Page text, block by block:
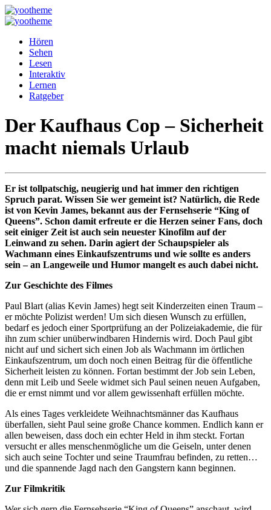
Hören
Sehen
Lesen
Interaktiv
Lernen
Ratgeber
Der Kaufhaus Cop – Sicherheit
macht niemals Urlaub
Er ist tollpatschig, neugierig und hat immer den richtigen
Spruch parat. Wissen Sie wer gemeint ist? Natürlich, die Rede
ist von Kevin James, bekannt aus der Fernsehserie “King of
Queens”. Schon damit erfreute er die Herzen seiner Fans, doch
seit einiger Zeit ist auch sein neuester Kinofilm auf der
Leinwand zu sehen. Darin agiert der Schaupspieler als
Wachmann eines Einkaufszentrums und wie sollte es anders
sein – an Langeweile und Humor mangelt es auch dabei nicht.
Zur Geschichte des Filmes
Paul Blart (alias Kevin James) hegt seit Kinderzeiten einen Traum –
er möchte Polizist werden! Um sich diesen Wunsch zu erfüllen,
bedarf es jedoch einer Sportprüfung an der Polizeiakademie, die für
ihn zum schier unüberwindbaren Hindernis wird. Doch Paul gibt
nicht auf und sichert sich einen Job als Wachmann im örtlichen
Einkaufszentrum, um doch noch einen Beitrag für die öffentliche
Sicherheit leisten zu können. Fortan bestimmt der Job sein Leben,
denn mit Leib und Seele widmet sich Paul seinen neuen Aufgaben,
die er ernst nimmt und vor allem gewissenhaft erfüllen möchte.
Als eines Tages verkleidete Weihnachtsmänner das Kaufhaus
überfallen, sieht Paul seine große Chance kommen. Endlich kann er
allen beweisen, dass doch ein echter Held in ihm steckt. Fortan
versucht er alles menschenmögliche um die Geiseln, unter denen
sich auch seine Tochter und seine Traumfrau befinden, zu retten…
und die spannende Jagd nach den Gangstern kann beginnen.
Zur Filmkritik